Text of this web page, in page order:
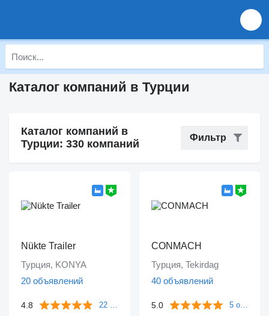
Каталог компаний в Турции
Каталог компаний в
Турции: 330 компаний
Фильтр
Nükte Trailer
Турция, KONYA
20 объявлений
4.8 22 отзыва
CONMACH
Турция, Tekirdag
40 объявлений
5.0 5 отзывов